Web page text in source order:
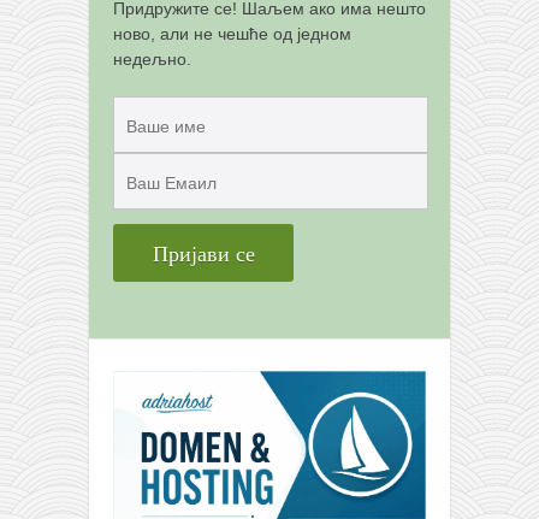
контакт
Придружите се! Шаљем ако има нешто
ново, али не чешће од једном
недељно.